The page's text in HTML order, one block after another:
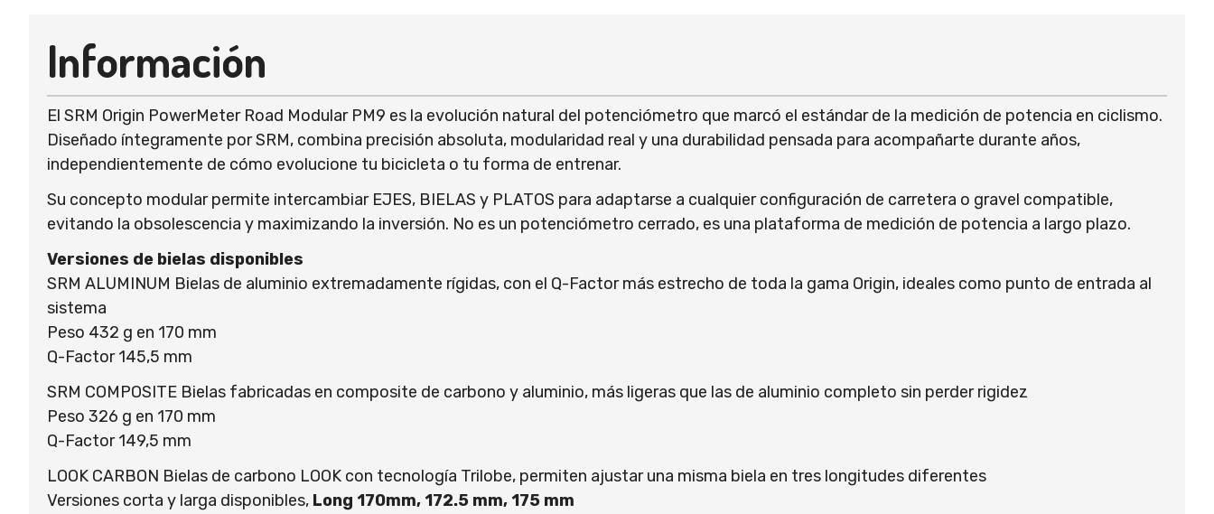
Información
El SRM Origin PowerMeter Road Modular PM9 es la evolución natural del potenciómetro que marcó el estándar de la medición de potencia en ciclismo.
Diseñado íntegramente por SRM, combina precisión absoluta, modularidad real y una durabilidad pensada para acompañarte durante años,
independientemente de cómo evolucione tu bicicleta o tu forma de entrenar.
Su concepto modular permite intercambiar EJES, BIELAS y PLATOS para adaptarse a cualquier configuración de carretera o gravel compatible,
evitando la obsolescencia y maximizando la inversión. No es un potenciómetro cerrado, es una plataforma de medición de potencia a largo plazo.
Versiones de bielas disponibles
SRM ALUMINUM Bielas de aluminio extremadamente rígidas, con el Q-Factor más estrecho de toda la gama Origin, ideales como punto de entrada al
sistema
Peso 432 g en 170 mm
Q-Factor 145,5 mm
SRM COMPOSITE Bielas fabricadas en composite de carbono y aluminio, más ligeras que las de aluminio completo sin perder rigidez
Peso 326 g en 170 mm
Q-Factor 149,5 mm
LOOK CARBON Bielas de carbono LOOK con tecnología Trilobe, permiten ajustar una misma biela en tres longitudes diferentes
Versiones corta y larga disponibles, Long 170mm, 172.5 mm, 175 mm